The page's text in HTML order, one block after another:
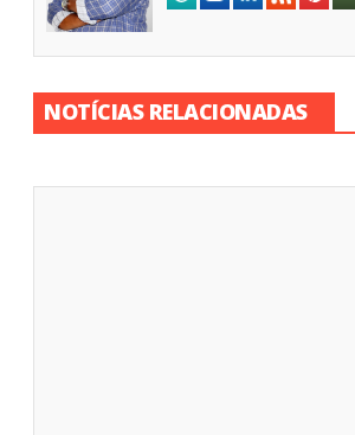
NOTÍCIAS RELACIONADAS